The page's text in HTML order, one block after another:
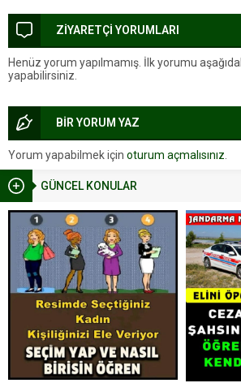
GÜNCEL KONULAR
ZİYARETÇİ YORUMLARI
Henüz yorum yapılmamış. İlk yorumu
yapabilirsiniz.
BİR YORUM YAZ
Yorum yapabilmek için oturum açmalısınız